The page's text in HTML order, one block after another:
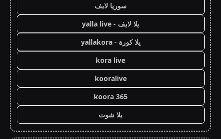
سوريا لايف
يلا لايف - yalla live
يلا كورة - yallakora
kora live
kooralive
koora 365
يلا شوت